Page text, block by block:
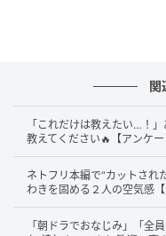
ら階段から突き落と
ていた英人は、急い
最終話がトレンド
すぎた」の声
関
「これだけは教えたい…！
教えてください🔥【アンケー
ネトフリ本編で“カットされ
わきを固める２人の空気感
「朝ドラでおなじみ」「全